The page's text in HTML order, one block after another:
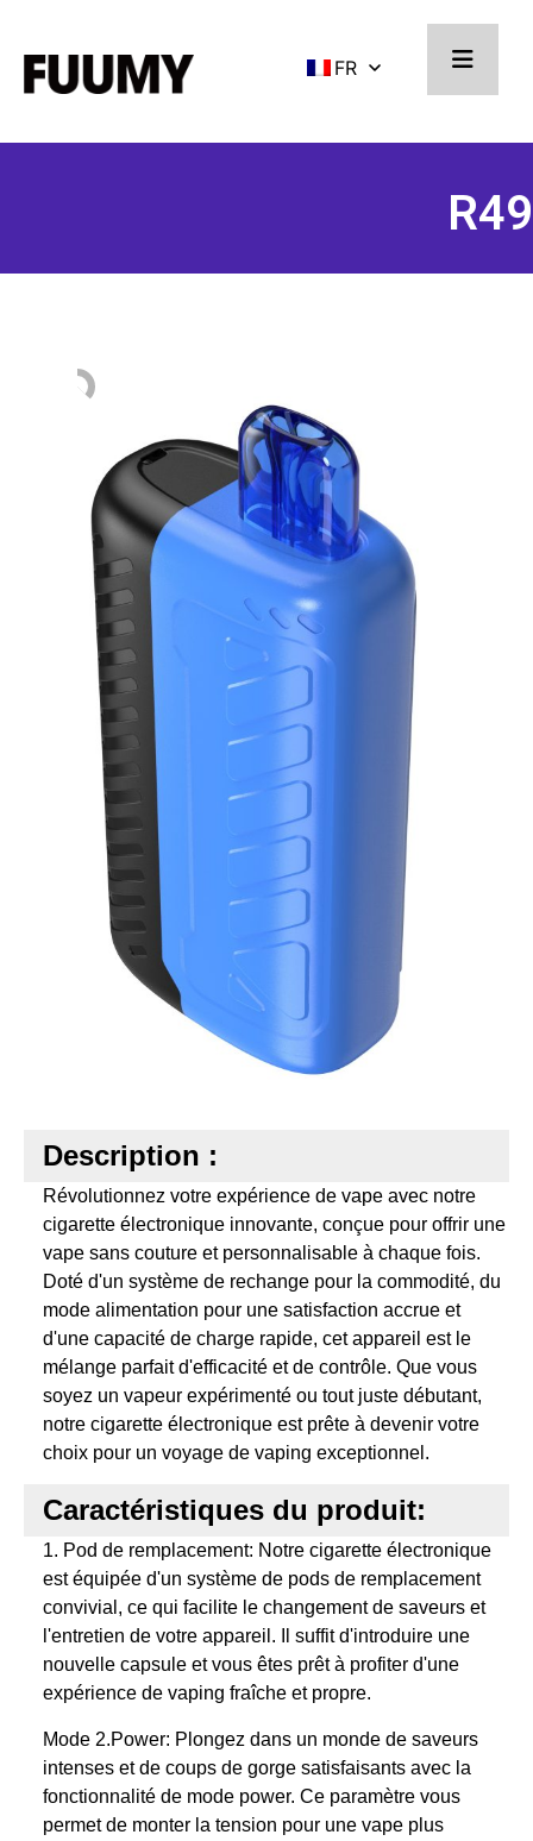
FR
R49
Description :
Révolutionnez votre expérience de vape avec notre
cigarette électronique innovante, conçue pour offrir une
vape sans couture et personnalisable à chaque fois.
Doté d'un système de rechange pour la commodité, du
mode alimentation pour une satisfaction accrue et
d'une capacité de charge rapide, cet appareil est le
mélange parfait d'efficacité et de contrôle. Que vous
soyez un vapeur expérimenté ou tout juste débutant,
notre cigarette électronique est prête à devenir votre
choix pour un voyage de vaping exceptionnel.
Caractéristiques du produit:
1. Pod de remplacement: Notre cigarette électronique
est équipée d'un système de pods de remplacement
convivial, ce qui facilite le changement de saveurs et
l'entretien de votre appareil. Il suffit d'introduire une
nouvelle capsule et vous êtes prêt à profiter d'une
expérience de vaping fraîche et propre.
Mode 2.Power: Plongez dans un monde de saveurs
intenses et de coups de gorge satisfaisants avec la
fonctionnalité de mode power. Ce paramètre vous
permet de monter la tension pour une vape plus